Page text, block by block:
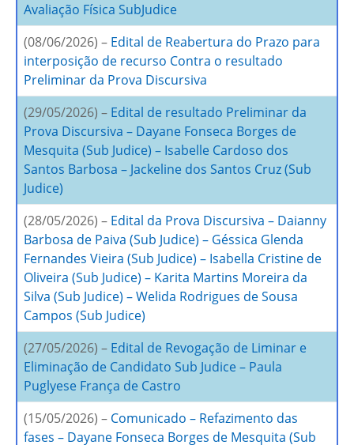
Avaliação Física SubJudice
(08/06/2026) – Edital de Reabertura do Prazo para
interposição de recurso Contra o resultado
Preliminar da Prova Discursiva
(29/05/2026) – Edital de resultado Preliminar da
Prova Discursiva – Dayane Fonseca Borges de
Mesquita (Sub Judice) – Isabelle Cardoso dos
Santos Barbosa – Jackeline dos Santos Cruz (Sub
Judice)
(28/05/2026) – Edital da Prova Discursiva – Daianny
Barbosa de Paiva (Sub Judice) – Géssica Glenda
Fernandes Vieira (Sub Judice) – Isabella Cristine de
Oliveira (Sub Judice) – Karita Martins Moreira da
Silva (Sub Judice) – Welida Rodrigues de Sousa
Campos (Sub Judice)
(27/05/2026) – Edital de Revogação de Liminar e
Eliminação de Candidato Sub Judice – Paula
Puglyese França de Castro
(15/05/2026) – Comunicado – Refazimento das
fases – Dayane Fonseca Borges de Mesquita (Sub